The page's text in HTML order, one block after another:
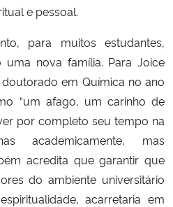
e pessoal.
para muitos estudantes,
nova família. Para Joice
em Química no ano
“um afago, um carinho de
por completo seu tempo na
academicamente, mas
acredita que garantir que
do ambiente universitário
acarretaria em